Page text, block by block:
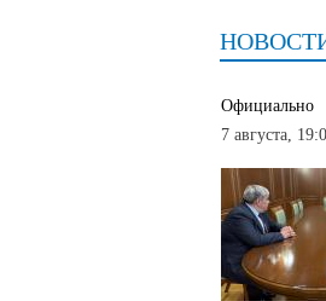
Официально
7 августа,